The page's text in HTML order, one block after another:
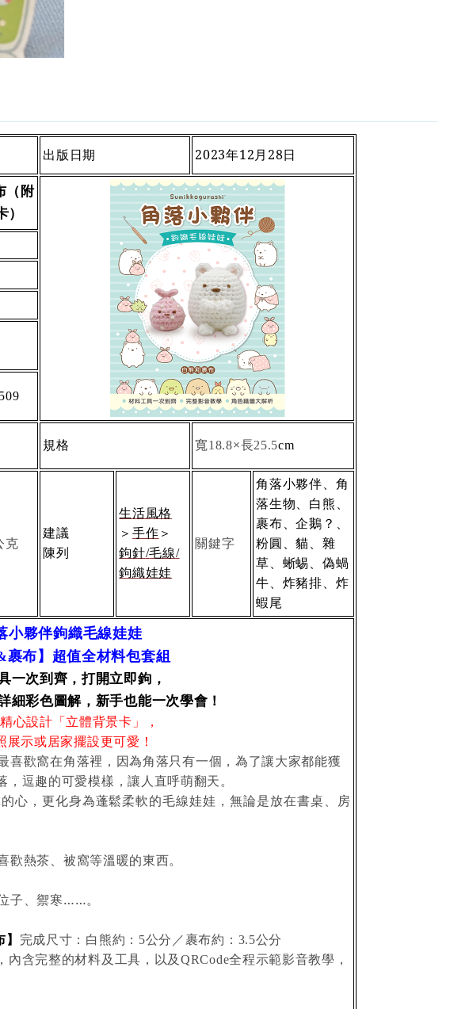
出版日期 2023年12月28日
（附
規格 寬18.8×長25.5cm
克
建議
陳列
生活風格
＞手作＞
鉤針/毛線/
鉤織娃娃
關鍵字
角落小夥伴、角
落生物、白熊、
裹布、企鵝？、
粉圓、貓、雜
草、蜥蜴、偽蝸
牛、炸豬排、炸
蝦尾
小夥伴鉤織毛線娃娃
裹布】 超值全材料包套組
一次到齊，打開立即鉤，
細彩色圖解，新手也能一次學會！
心設計「立體背景卡」，
展示或居家擺設更可愛！
喜歡窩在角落裡，因為角落只有一個，為了讓大家都能獲
逗趣的可愛模樣，讓人直呼萌翻天。
心，更化身為蓬鬆柔軟的毛線娃娃，無論是放在書桌、房
熱茶、被窩等溫暖的東西。
子、禦寒……。
完成尺寸：白熊約： 5公分／裹布約： 3.5公分
含完整的材料及工具，以及QRCode全程示範影音教學，